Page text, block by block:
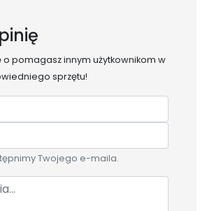
o pomagasz innym użytkownikom w
sprzętu!
Twojego e-maila.